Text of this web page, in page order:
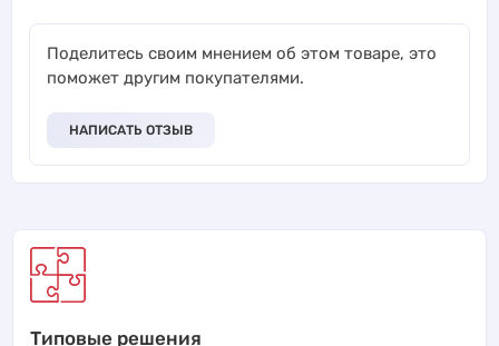
Поделитесь своим мнением об этом товаре, это
поможет другим покупателями.
НАПИСАТЬ ОТЗЫВ
Типовые решения